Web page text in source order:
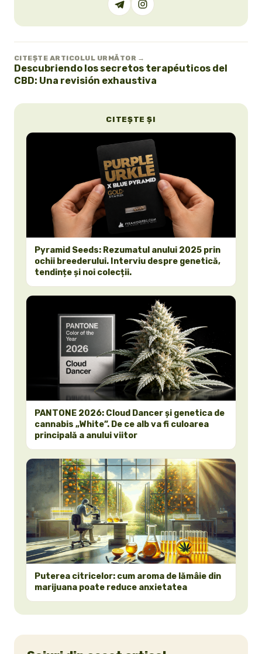
CITEȘTE ARTICOLUL URMĂTOR →
Descubriendo los secretos terapéuticos del
CBD: Una revisión exhaustiva
CITEȘTE ȘI
Pyramid Seeds: Rezumatul anului 2025 prin
ochii breederului. Interviu despre genetică,
tendințe și noi colecții.
PANTONE 2026: Cloud Dancer și genetica de
cannabis „White”. De ce alb va fi culoarea
principală a anului viitor
Puterea citricelor: cum aroma de lămâie din
marijuana poate reduce anxietatea